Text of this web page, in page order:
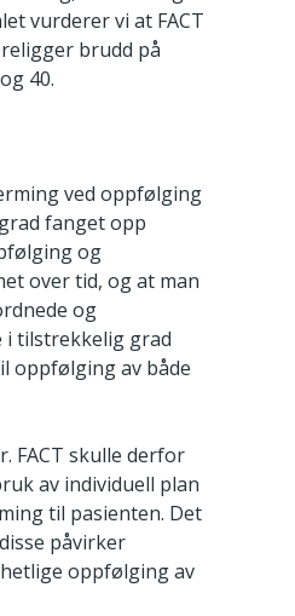
vurderer vi at FACT
brudd på
40.
ved oppfølging
fanget opp
og
over tid, og at man
og
i tilstrekkelig grad
oppfølging av både
FACT skulle derfor
av individuell plan
til pasienten. Det
påvirker
oppfølging av